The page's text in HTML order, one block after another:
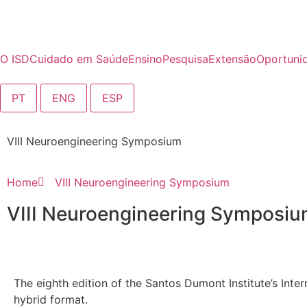
O ISDCuidado em SaúdeEnsinoPesquisaExtensão
PT ENG ESP
VIII Neuroengineering Symposium
Home VIII Neuroengineering Symposium
VIII Neuroengineering
The eighth edition of the Santos Dumont Institute’s
hybrid format.